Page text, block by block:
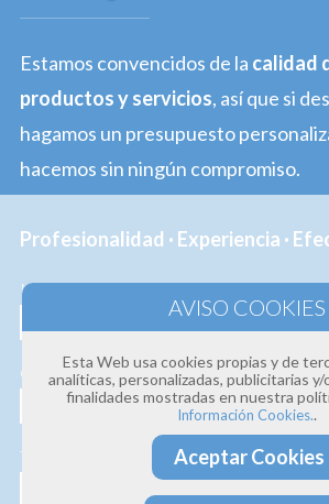
Estamos convencidos de la calidad
productos y servicios, así que si
hagamos un presupuesto
hacemos sin ningún compromiso.
Profesionalidad · Experiencia ·
Nombre
Correo electrónico
Teléfono
Esta Web usa cookies propias y de
analíticas, personalizadas, publicitarias y/
finalidades mostradas en nuestra
Información Cookies..
Aceptar Cookies